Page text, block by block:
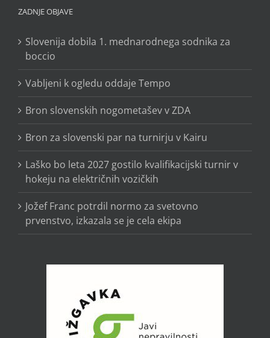
ZADNJE OBJAVE
Slovenija dobila 1. mednarodnega sodnika za
boccio
Vabljeni k ogledu oddaje Tempo
Bron slovenskih nogometašev v ZDA
Bron za slovenski par na turnirju v Kairu
Laško bo leta 2027 gostilo kvalifikacijski turnir v
hokeju na električnih vozičkih
Jožef Franc potrdil normo za svetovno
prvenstvo, izkazala se je cela ekipa